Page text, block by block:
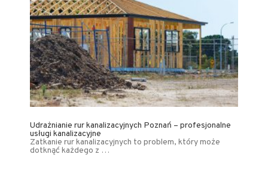
Udrażnianie rur kanalizacyjnych Poznań – profesjonalne
usługi kanalizacyjne
Zatkanie rur kanalizacyjnych to problem, który może
dotknąć każdego z …